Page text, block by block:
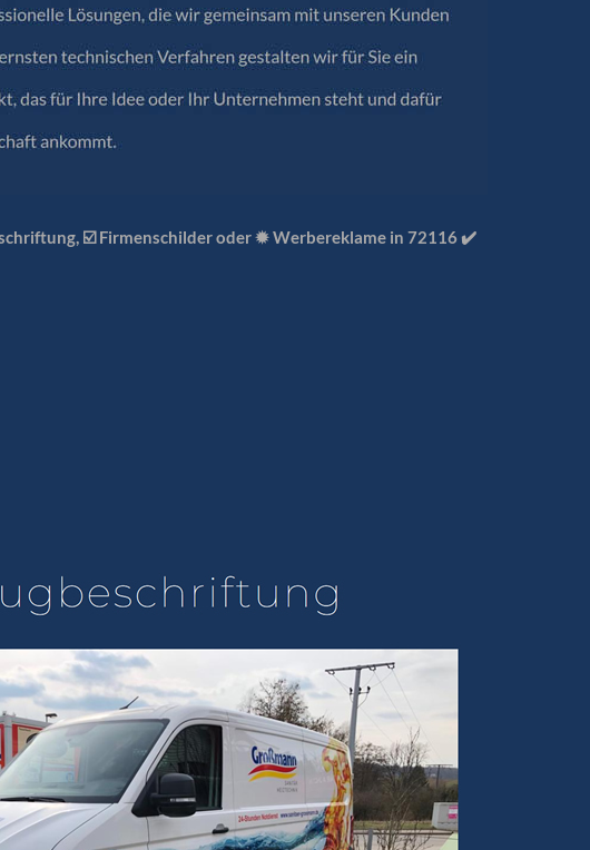
☑️ Firmenschilder oder ✹ Werbereklame in 72116 ✔️